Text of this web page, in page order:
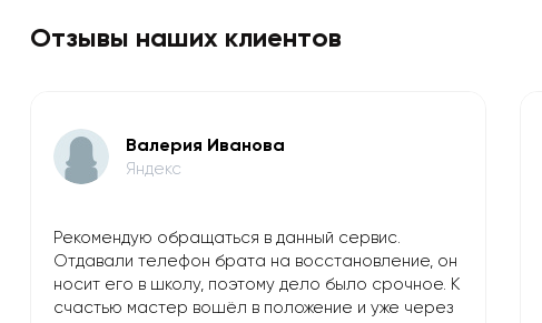
Отзывы наших клиентов
Валерия Иванова
Яндекс
Рекомендую обращаться в данный сервис.
Отдавали телефон брата на восстановление, он
носит его в школу, поэтому дело было срочное. К
счастью мастер вошёл в положение и уже через